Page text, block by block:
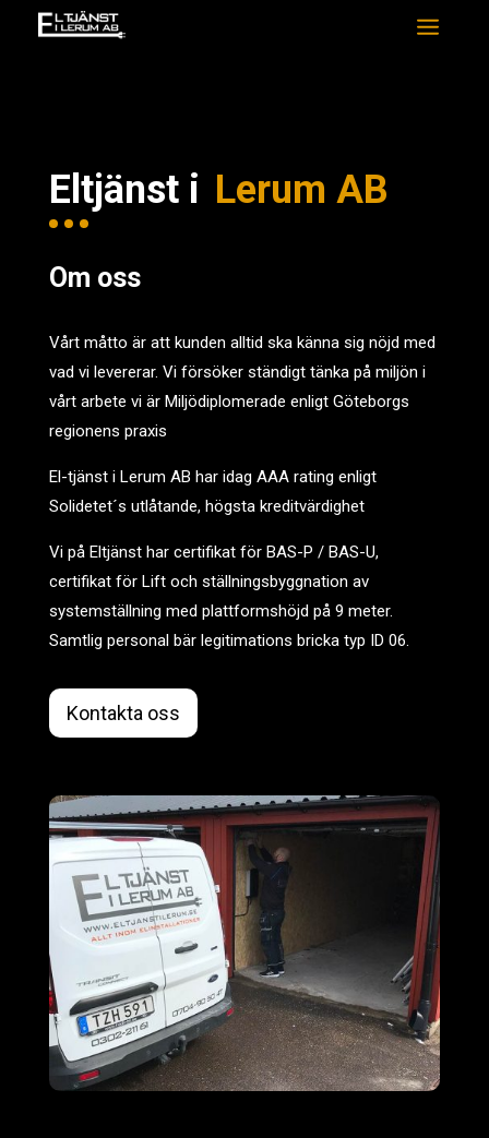
Eltjänst i Lerum AB
Om oss
Vårt måtto är att kunden alltid ska känna sig nöjd med
vad vi levererar. Vi försöker ständigt tänka på miljön i
vårt arbete vi är Miljödiplomerade enligt Göteborgs
regionens praxis
El-tjänst i Lerum AB har idag AAA rating enligt
Solidetet´s utlåtande, högsta kreditvärdighet
Vi på Eltjänst har certifikat för BAS-P / BAS-U,
certifikat för Lift och ställningsbyggnation av
systemställning med plattformshöjd på 9 meter.
Samtlig personal bär legitimations bricka typ ID 06.
Kontakta oss